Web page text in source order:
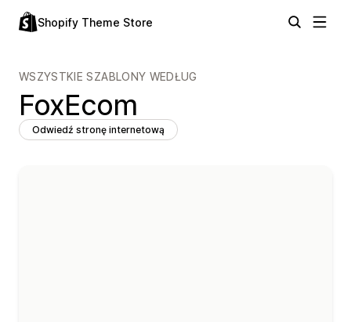
Shopify Theme Store
WSZYSTKIE SZABLONY WEDŁUG
FoxEcom
Odwiedź stronę internetową